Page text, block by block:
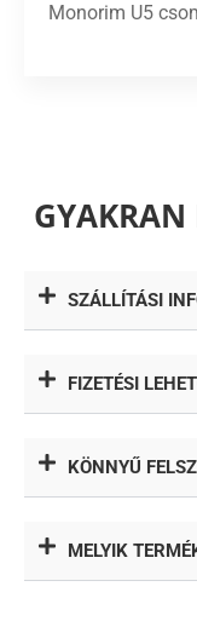
Monorim U5
GYAKRAN
SZÁLLÍTÁSI
FIZETÉSI
KÖNNYŰ
MELYIK